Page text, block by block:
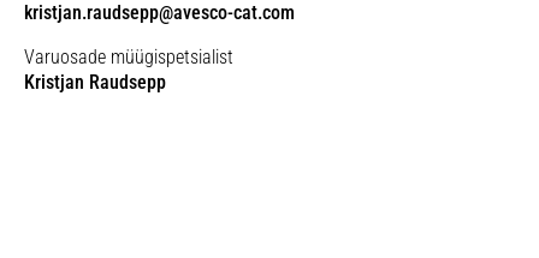
kristjan.raudsepp@avesco-cat.com
Varuosade müügispetsialist
Kristjan Raudsepp